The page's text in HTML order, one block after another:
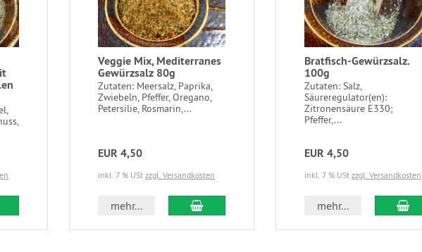
den Warenkorb
Veggie Mix, Mediterranes
Gewürzsalz 80g
Zutaten: Meersalz, Paprika,
Zwiebeln, Pfeffer, Oregano,
Petersilie, Rosmarin,...
EUR 4,50
inkl. 7 % USt zzgl. Versandkosten
mehr... In den Warenkorb
Bratfisch-Gewürzsalz.
100g
Zutaten: Salz,
Säureregulator(en):
Zitronensäure E330;
Pfeffer,...
EUR 4,50
inkl. 7 % USt zzgl. Versandkosten
mehr... In